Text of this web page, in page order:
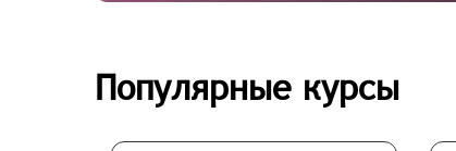
Популярные курсы